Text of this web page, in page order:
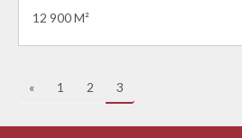
12 900 M²
« 1 2 3